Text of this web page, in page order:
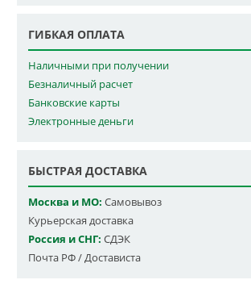
ГИБКАЯ ОПЛАТА
Наличными при получении
Безналичный расчет
Банковские карты
Электронные деньги
БЫСТРАЯ ДОСТАВКА
Москва и МО: Самовывоз
Курьерская доставка
Россия и СНГ: СДЭК
Почта РФ / Достависта